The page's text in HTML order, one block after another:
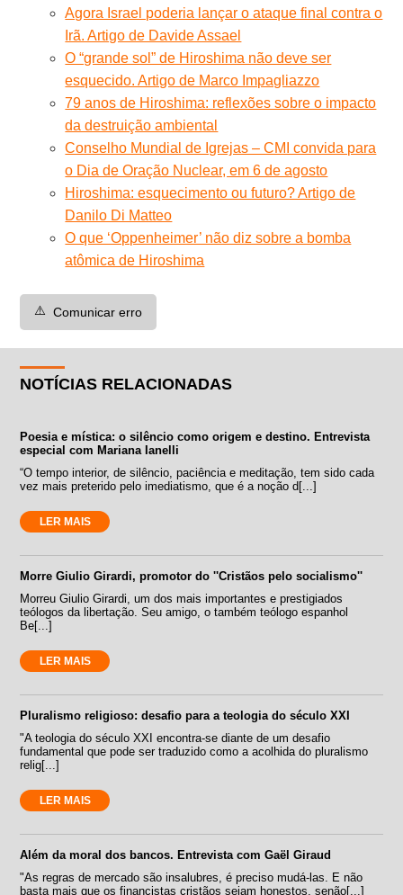
Agora Israel poderia lançar o ataque final contra o
Irã. Artigo de Davide Assael
O “grande sol” de Hiroshima não deve ser
esquecido. Artigo de Marco Impagliazzo
79 anos de Hiroshima: reflexões sobre o impacto
da destruição ambiental
Conselho Mundial de Igrejas – CMI convida para
o Dia de Oração Nuclear, em 6 de agosto
Hiroshima: esquecimento ou futuro? Artigo de
Danilo Di Matteo
O que ‘Oppenheimer’ não diz sobre a bomba
atômica de Hiroshima
⚠️ Comunicar erro
NOTÍCIAS RELACIONADAS
Poesia e mística: o silêncio como origem e destino. Entrevista
especial com Mariana Ianelli
“O tempo interior, de silêncio, paciência e meditação, tem sido cada
vez mais preterido pelo imediatismo, que é a noção d[...]
LER MAIS
Morre Giulio Girardi, promotor do ''Cristãos pelo socialismo''
Morreu Giulio Girardi, um dos mais importantes e prestigiados
teólogos da libertação. Seu amigo, o também teólogo espanhol
Be[...]
LER MAIS
Pluralismo religioso: desafio para a teologia do século XXI
"A teologia do século XXI encontra-se diante de um desafio
fundamental que pode ser traduzido como a acolhida do pluralismo
relig[...]
LER MAIS
Além da moral dos bancos. Entrevista com Gaël Giraud
"As regras de mercado são insalubres, é preciso mudá-las. E não
basta mais que os financistas cristãos sejam honestos, senão[...]